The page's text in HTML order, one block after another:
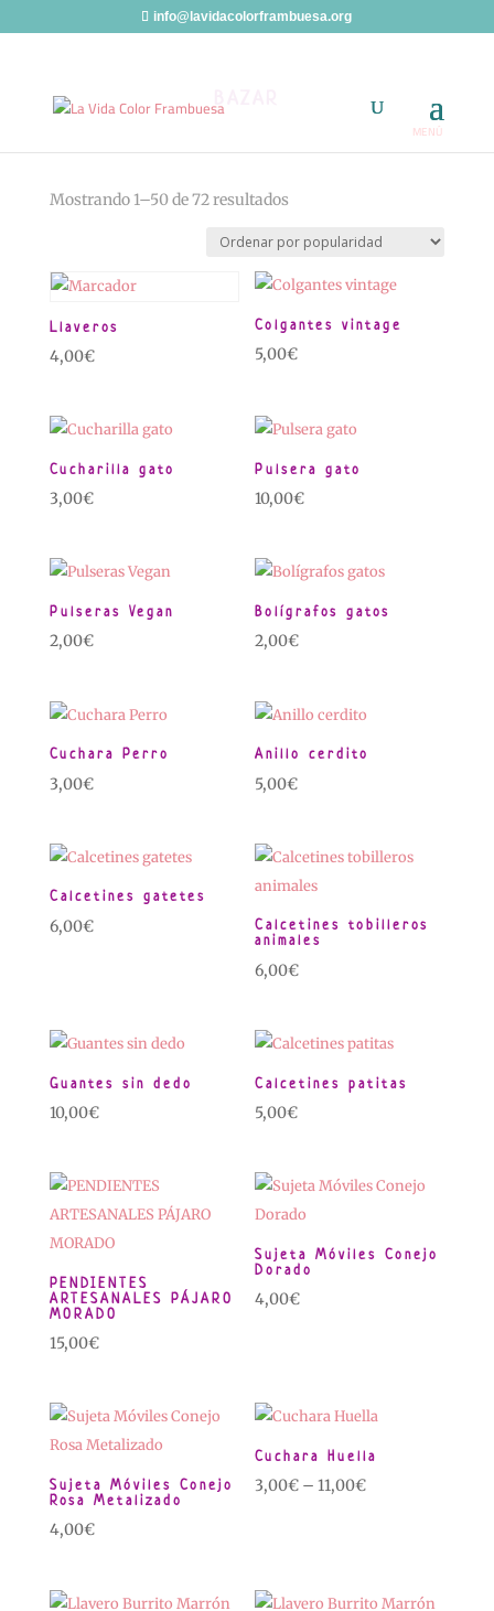
info@lavidacolorframbuesa.org
Mostrando 1–50 de 72 resultadosOrdenado
popularidad
Llaveros
4,00€
Colgantes vintage
5,00€
Cucharilla gato
3,00€
Pulsera gato
10,00€
Pulseras Vegan
2,00€
Bolígrafos gatos
2,00€
Cuchara Perro
3,00€
Anillo cerdito
5,00€
Calcetines gatetes
6,00€
Calcetines tobilleros
animales
6,00€
Guantes sin dedo
10,00€
Calcetines patitas
5,00€
PENDIENTES
ARTESANALES PÁJARO
MORADO
15,00€
Sujeta Móviles Conejo
Dorado
4,00€
Sujeta Móviles Conejo
Rosa Metalizado
4,00€
Cuchara Huella
3,00€ –11,00€